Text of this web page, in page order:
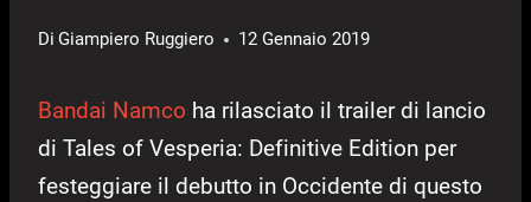
Di Giampiero Ruggiero 12 Gennaio 2019
Bandai Namco ha rilasciato il trailer di lancio
di Tales of Vesperia: Definitive Edition per
festeggiare il debutto in Occidente di questo